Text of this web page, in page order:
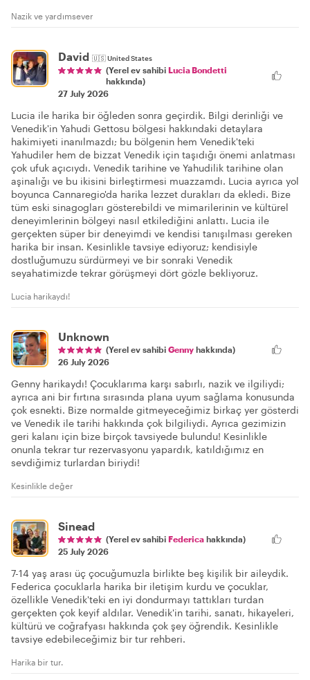
Nazik ve yardımsever
David 🇺🇸United States
(Yerel ev sahibi Lucia Bondetti
hakkında)
27 July 2026
Lucia ile harika bir öğleden sonra geçirdik. Bilgi derinliği ve
Venedik'in Yahudi Gettosu bölgesi hakkındaki detaylara
hakimiyeti inanılmazdı; bu bölgenin hem Venedik'teki
Yahudiler hem de bizzat Venedik için taşıdığı önemi anlatması
çok ufuk açıcıydı. Venedik tarihine ve Yahudilik tarihine olan
aşinalığı ve bu ikisini birleştirmesi muazzamdı. Lucia ayrıca yol
boyunca Cannaregio'da harika lezzet durakları da ekledi. Bize
tüm eski sinagogları gösterebildi ve mimarilerinin ve kültürel
deneyimlerinin bölgeyi nasıl etkilediğini anlattı. Lucia ile
gerçekten süper bir deneyimdi ve kendisi tanışılması gereken
harika bir insan. Kesinlikle tavsiye ediyoruz; kendisiyle
dostluğumuzu sürdürmeyi ve bir sonraki Venedik
seyahatimizde tekrar görüşmeyi dört gözle bekliyoruz.
Lucia harikaydı!
Unknown
(Yerel ev sahibi Genny hakkında)
26 July 2026
Genny harikaydı! Çocuklarıma karşı sabırlı, nazik ve ilgiliydi;
ayrıca ani bir fırtına sırasında plana uyum sağlama konusunda
çok esnekti. Bize normalde gitmeyeceğimiz birkaç yer gösterdi
ve Venedik ile tarihi hakkında çok bilgiliydi. Ayrıca gezimizin
geri kalanı için bize birçok tavsiyede bulundu! Kesinlikle
onunla tekrar tur rezervasyonu yapardık, katıldığımız en
sevdiğimiz turlardan biriydi!
Kesinlikle değer
Sinead
(Yerel ev sahibi Federica hakkında)
25 July 2026
7-14 yaş arası üç çocuğumuzla birlikte beş kişilik bir aileydik.
Federica çocuklarla harika bir iletişim kurdu ve çocuklar,
özellikle Venedik'teki en iyi dondurmayı tattıkları turdan
gerçekten çok keyif aldılar. Venedik'in tarihi, sanatı, hikayeleri,
kültürü ve coğrafyası hakkında çok şey öğrendik. Kesinlikle
tavsiye edebileceğimiz bir tur rehberi.
Harika bir tur.